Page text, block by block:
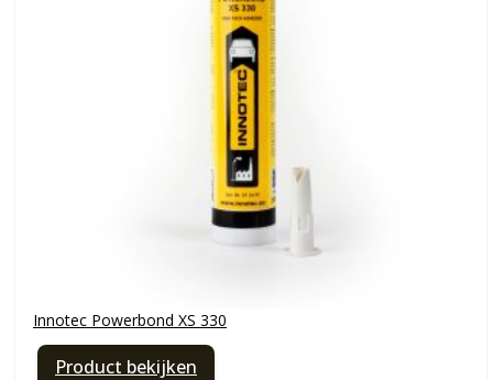
Innotec Powerbond XS 330
Product bekijken